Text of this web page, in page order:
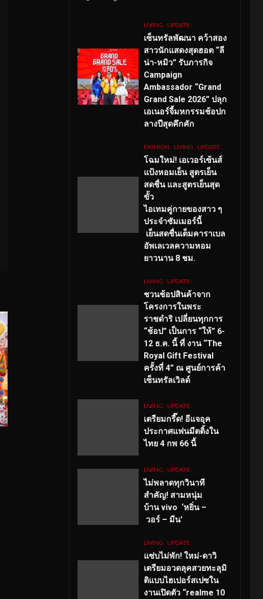
LIVING UPDATE
เซ็นทรัลพัฒนา คว้าสอง
สาวนักแสดงสุดฮอต “ลี
น่า-หมิว” รับภารกิจ
Campaign
Ambassador “Grand
Grand Sale 2026” ปลุก
เอเนอร์จี้มหกรรมช้อปก
ลางปีสุดคึกคัก
FASHION LIVING UPDATE
โฉมใหม่! เอเวอร์เซ้นส์
แป้งหอมเย็น สูตรเย็น
สดชื่น และสูตรเย็นสุด
ขั้ว
ไอเทมคู่กายของสาว ๆ
ประจำซัมเมอร์นี้
เย็นสดชื่นเต็มคาราเบล
อัพเลเวลความหอม
ยาวนาน 8 ชม.
LIVING UPDATE
ชวนช้อปสินค้าจาก
โครงการในพระ
ราชดำริ เปลี่ยนทุกการ
“ช้อป” เป็นการ “ให้” 6-
12 ธ.ค. นี้ ที่ งาน “The
Royal Gift Festival
ครั้งที่ 4” ณ ศูนย์การค้า
เซ็นทรัลเวิลด์
LIVING UPDATE
เตรียมกรี๊ด! อีแจอุค
ประกาศแฟนมีตติ้งใน
ไทย 4 กพ 66 นี้
LIVING UPDATE
ไม่พลาดทุกวินาที
สำคัญ! สามหนุ่ม
บ้าน vivo ‘หยิ่น –
วอร์ – มีน’
LIVING UPDATE
แซ่บไม่พัก! ใหม่-ดาวิ
เตรียมอวดลุคสวยทะลุมิ
ติแบบไฮเปอร์สเปซใน
งานเปิดตัว “realme 10